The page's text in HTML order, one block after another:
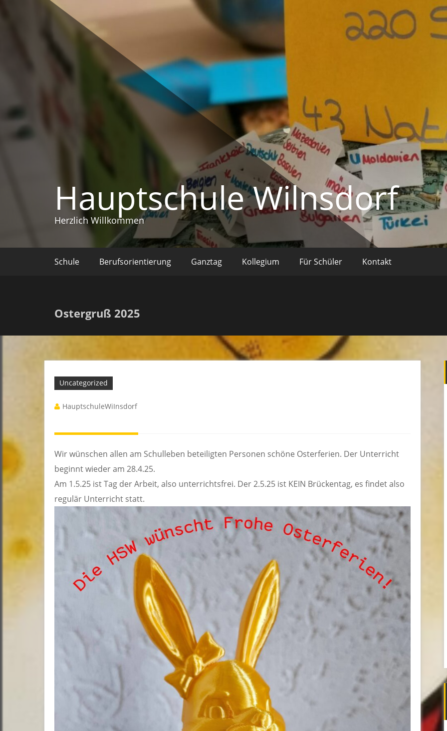
Hauptschule Wilnsdorf
Herzlich Willkommen
Schule Berufsorientierung Ganztag Kollegium Für Schüler Kontakt
Ostergruß 2025
Uncategorized
HauptschuleWiInsdorf
Wir wünschen allen am Schulleben beteiligten Personen schöne Osterferien. Der Unterricht
beginnt wieder am 28.4.25.
Am 1.5.25 ist Tag der Arbeit, also unterrichtsfrei. Der 2.5.25 ist KEIN Brückentag, es findet also
regulär Unterricht statt.